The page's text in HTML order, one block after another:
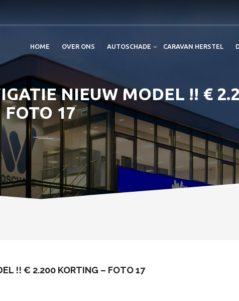
HOME OVER ONS AUTOSCHADE CARAVAN HERSTEL
NIEUW MODEL !! €
FOTO 17
!! € 2.200 KORTING – FOTO 17